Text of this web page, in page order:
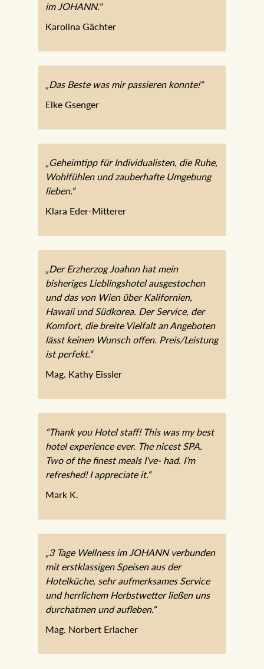
im JOHANN."
Karolina Gächter
„Das Beste was mir passieren konnte!“
Elke Gsenger
„Geheimtipp für Individualisten, die Ruhe,
Wohlfühlen und zauberhafte Umgebung
lieben.“
Klara Eder-Mitterer
„Der Erzherzog Joahnn hat mein
bisheriges Lieblingshotel ausgestochen
und das von Wien über Kalifornien,
Hawaii und Südkorea. Der Service, der
Komfort, die breite Vielfalt an Angeboten
lässt keinen Wunsch offen. Preis/Leistung
ist perfekt.“
Mag. Kathy Eissler
“Thank you Hotel staff! This was my best
hotel experience ever. The nicest SPA.
Two of the finest meals I’ve- had. I’m
refreshed! I appreciate it.“
Mark K.
„3 Tage Wellness im JOHANN verbunden
mit erstklassigen Speisen aus der
Hotelküche, sehr aufmerksames Service
und herrlichem Herbstwetter ließen uns
durchatmen und aufleben.“
Mag. Norbert Erlacher